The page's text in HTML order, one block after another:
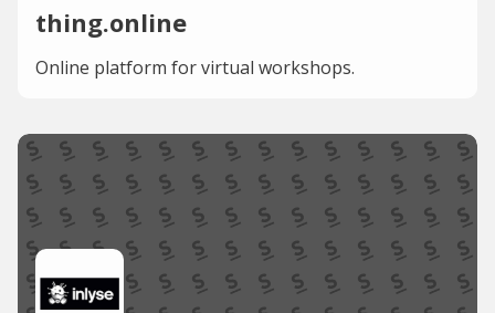
thing.online
Online platform for virtual workshops.